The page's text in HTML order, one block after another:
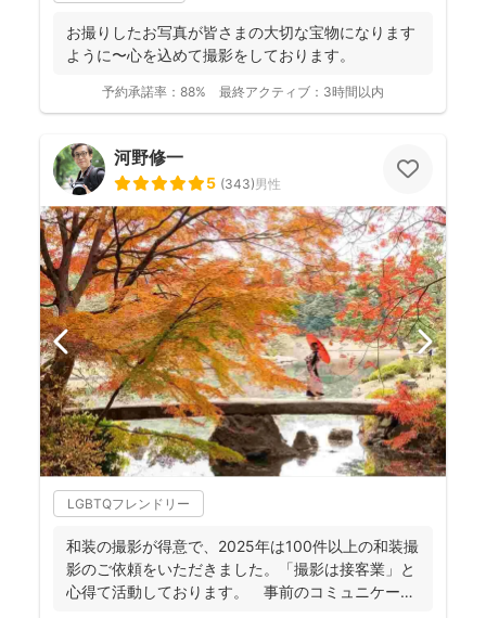
お撮りしたお写真が皆さまの大切な宝物になります
ように〜心を込めて撮影をしております。
予約承諾率： 88% 最終アクティブ： 3時間以内
河野修一
5 (343)男性
LGBTQフレンドリー
和装の撮影が得意で、2025年は100件以上の和装撮
影のご依頼をいただきました。「撮影は接客業」と
心得て活動しております。 事前のコミュニケーシ